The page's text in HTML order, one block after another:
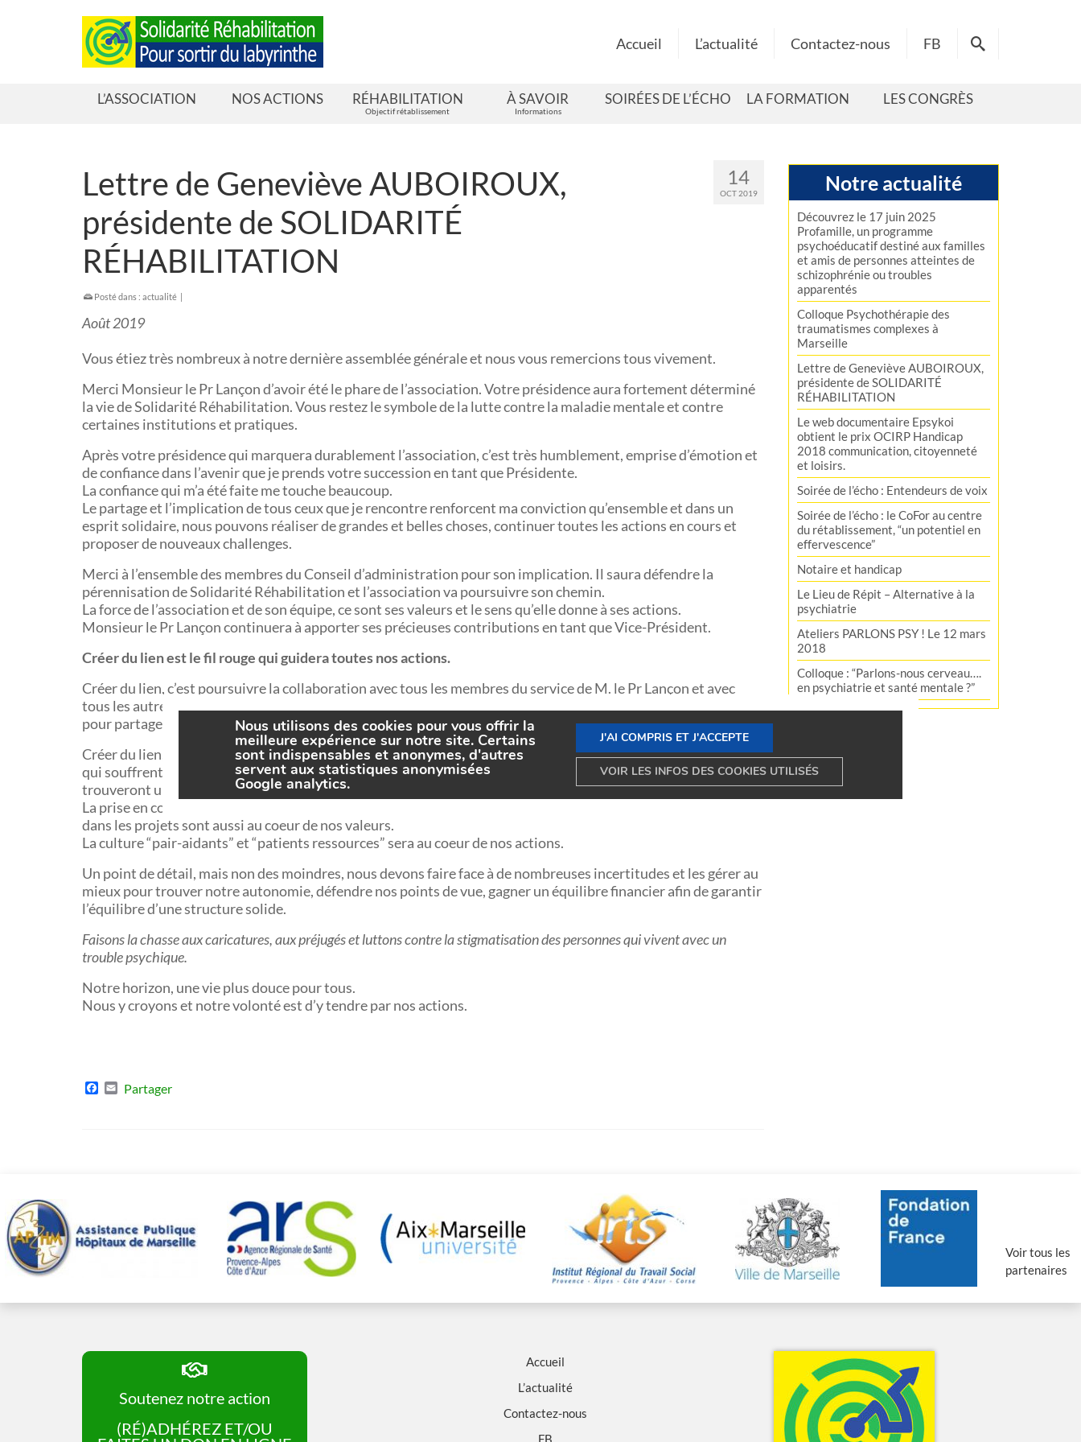
Accueil L’actualité Contactez-nous FB
L’ASSOCIATION NOS ACTIONS RÉHABILITATION
Objectif rétablissement
À SAVOIR
Informations
SOIRÉES DE L’ÉCHO LA FORMATION LES CONGRÈS
14
OCT 2019
Lettre de Geneviève AUBOIROUX,
présidente de SOLIDARITÉ
RÉHABILITATION
Posté dans : actualité |
Août 2019
Vous étiez très nombreux à notre dernière assemblée générale et nous vous remercions tous vivement.
Merci Monsieur le Pr Lançon d’avoir été le phare de l’association. Votre présidence aura fortement déterminé
la vie de Solidarité Réhabilitation. Vous restez le symbole de la lutte contre la maladie mentale et contre
certaines institutions et pratiques.
Après votre présidence qui marquera durablement l’association, c’est très humblement, emprise d’émotion et
de confiance dans l’avenir que je prends votre succession en tant que Présidente.
La confiance qui m’a été faite me touche beaucoup.
Le partage et l’implication de tous ceux que je rencontre renforcent ma conviction qu’ensemble et dans un
esprit solidaire, nous pouvons réaliser de grandes et belles choses, continuer toutes les actions en cours et
proposer de nouveaux challenges.
Merci à l’ensemble des membres du Conseil d’administration pour son implication. Il saura défendre la
pérennisation de Solidarité Réhabilitation et l’association va poursuivre son chemin.
La force de l’association et de son équipe, ce sont ses valeurs et le sens qu’elle donne à ses actions.
Monsieur le Pr Lançon continuera à apporter ses précieuses contributions en tant que Vice-Président.
Créer du lien est le fil rouge qui guidera toutes nos actions.
Créer du lien, c’est poursuivre la collaboration avec tous les membres du service de M. le Pr Lançon et avec
tous les autres partenaires, institutions, centres hospitaliers et cliniques hors sectorisation, associations,
pour partager nos valeurs.
Créer du lien, c’est surtout l’accueil, le respect et l’écoute des personnes qui viennent vers nous. Des personnes
qui souffrent, silencieuses, fatiguées de leur solitude et des combats difficiles face à la maladie. Elles
trouveront un accompagnement, pour développer leur autonomie et s’ouvrir aux autres.
La prise en compte des “apprenants”, leur expression et prise de parole, l’implication et la prise d’initiative
dans les projets sont aussi au coeur de nos valeurs.
La culture “pair-aidants” et “patients ressources” sera au coeur de nos actions.
Un point de détail, mais non des moindres, nous devons faire face à de nombreuses incertitudes et les gérer au
mieux pour trouver notre autonomie, défendre nos points de vue, gagner un équilibre financier afin de garantir
l’équilibre d’une structure solide.
Faisons la chasse aux caricatures, aux préjugés et luttons contre la stigmatisation des personnes qui vivent avec un
trouble psychique.
Notre horizon, une vie plus douce pour tous.
Nous y croyons et notre volonté est d’y tendre par nos actions.
Facebook
Email
Partager
Notre actualité
Découvrez le 17 juin 2025
Profamille, un programme
psychoéducatif destiné aux familles
et amis de personnes atteintes de
schizophrénie ou troubles
apparentés
Colloque Psychothérapie des
traumatismes complexes à
Marseille
Lettre de Geneviève AUBOIROUX,
présidente de SOLIDARITÉ
RÉHABILITATION
Le web documentaire Epsykoi
obtient le prix OCIRP Handicap
2018 communication, citoyenneté
et loisirs.
Soirée de l’écho : Entendeurs de voix
Soirée de l’écho : le CoFor au centre
du rétablissement, “un potentiel en
effervescence”
Notaire et handicap
Le Lieu de Répit – Alternative à la
psychiatrie
Ateliers PARLONS PSY ! Le 12 mars
2018
Colloque : “Parlons-nous cerveau….
en psychiatrie et santé mentale ?”
Voir tous les
partenaires
Soutenez notre action
(RÉ)ADHÉREZ ET/OU
Accueil
L’actualité
Contactez-nous
Nous utilisons des cookies pour vous offrir la
meilleure expérience sur notre site. Certains
sont indispensables et anonymes, d'autres
servent aux statistiques anonymisées
Google analytics.
J'AI COMPRIS ET J'ACCEPTE
VOIR LES INFOS DES COOKIES UTILISÉS